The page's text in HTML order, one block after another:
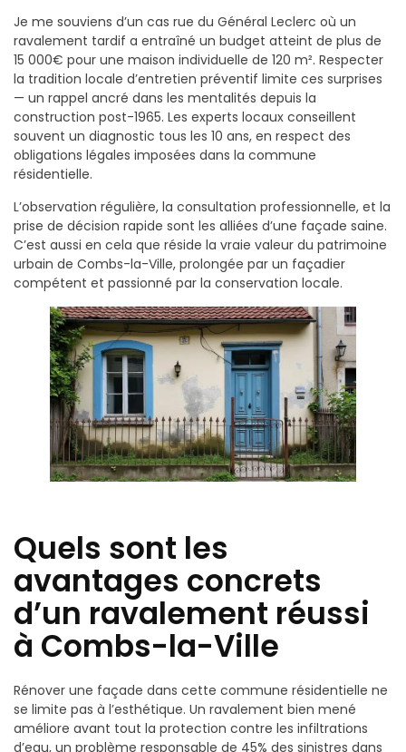
Je me souviens d’un cas rue du Général Leclerc où un
ravalement tardif a entraîné un budget atteint de plus de
15 000€ pour une maison individuelle de 120 m². Respecter
la tradition locale d’entretien préventif limite ces surprises
— un rappel ancré dans les mentalités depuis la
construction post-1965. Les experts locaux conseillent
souvent un diagnostic tous les 10 ans, en respect des
obligations légales imposées dans la commune
résidentielle.
L’observation régulière, la consultation professionnelle, et la
prise de décision rapide sont les alliées d’une façade saine.
C’est aussi en cela que réside la vraie valeur du patrimoine
urbain de Combs-la-Ville, prolongée par un façadier
compétent et passionné par la conservation locale.
Quels sont les
avantages concrets
d’un ravalement réussi
à Combs-la-Ville
Rénover une façade dans cette commune résidentielle ne
se limite pas à l’esthétique. Un ravalement bien mené
améliore avant tout la protection contre les infiltrations
d’eau, un problème responsable de 45% des sinistres dans